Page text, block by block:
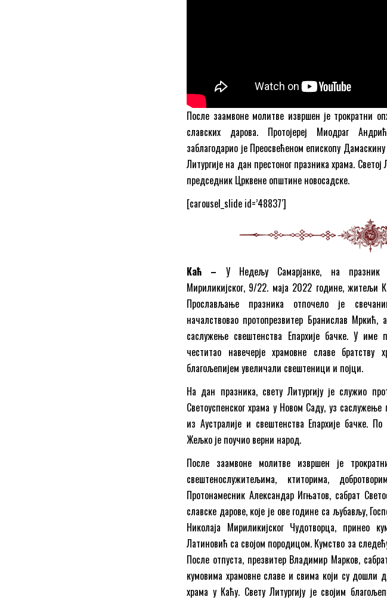
После заамвоне молитве извршен је трократни
славских дарова. Протојереј Миодраг
заблагодарио је Преосвећеном епископу
Литургије на дан престоног празника храма.
председник Црквене општине новосадске.
[carousel_slide id=’48837′]
Каћ – У Недељу Самарјанке, на празник
Мириликијског, 9/22. маја 2022 године, житељи
Прослављање празника отпочело је
началствовао протопрезвитер Бранислав Мркић,
саслужење свештенства Епархије бачке. У име
честитао навечерје храмовне славе
благољепијем увеличали свештеници и појци.
На дан празника, свету Литургију је служио
Светоуспенског храма у Новом Саду, уз
из Аустралије и свештенства Епархије бачке.
Жељко је поучио верни народ.
После заамвоне молитве извршен је
свештенослужитељима, ктиторима,
Протонамесник Александар Игњатов, сабрат
славске дарове, које је ове године са љубављу,
Николаја Мириликијског Чудотворца, принео
Латиновић са својом породицом. Кумство за
После отпуста, презвитер Владимир Марков,
кумовима храмовне славе и свима који су дошли
храма у Каћу. Свету Литургију је својим